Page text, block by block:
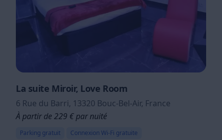
La suite Miroir, Love Room
6 Rue du Barri, 13320 Bouc-Bel-Air, France
À partir de 229 € par nuité
Parking gratuit
Connexion Wi-Fi gratuite